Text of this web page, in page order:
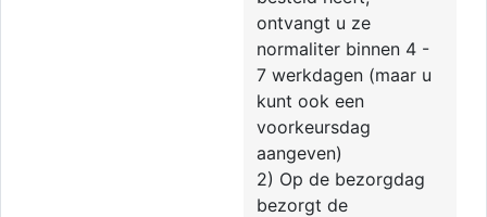
ontvangt u ze
normaliter binnen 4 -
7 werkdagen (maar u
kunt ook een
voorkeursdag
aangeven)
2) Op de bezorgdag
bezorgt de